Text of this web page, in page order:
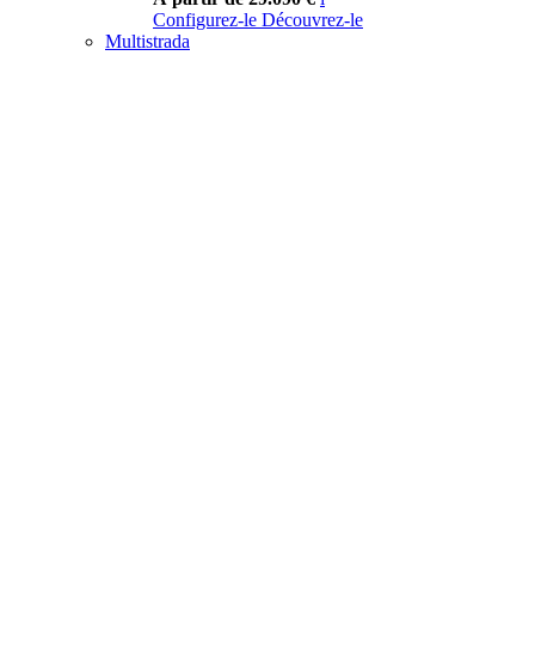
Configurez-le Découvrez-le
Multistrada